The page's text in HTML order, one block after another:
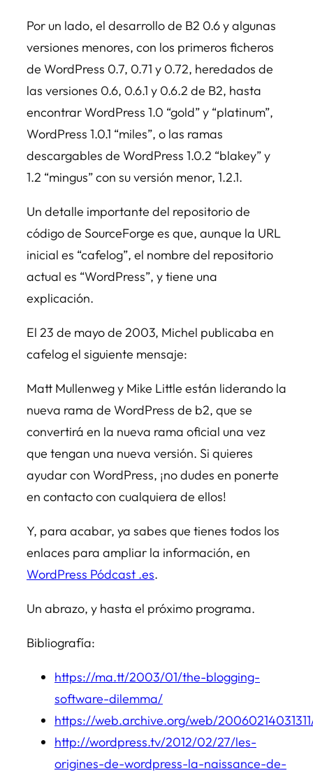
Por un lado, el desarrollo de B2 0.6 y algunas
versiones menores, con los primeros ficheros
de WordPress 0.7, 0.71 y 0.72, heredados de
las versiones 0.6, 0.6.1 y 0.6.2 de B2, hasta
encontrar WordPress 1.0 “gold” y “platinum”,
WordPress 1.0.1 “miles”, o las ramas
descargables de WordPress 1.0.2 “blakey” y
1.2 “mingus” con su versión menor, 1.2.1.
Un detalle importante del repositorio de
código de SourceForge es que, aunque la URL
inicial es “cafelog”, el nombre del repositorio
actual es “WordPress”, y tiene una
explicación.
El 23 de mayo de 2003, Michel publicaba en
cafelog el siguiente mensaje:
Matt Mullenweg y Mike Little están liderando la
nueva rama de WordPress de b2, que se
convertirá en la nueva rama oficial una vez
que tengan una nueva versión. Si quieres
ayudar con WordPress, ¡no dudes en ponerte
en contacto con cualquiera de ellos!
Y, para acabar, ya sabes que tienes todos los
enlaces para ampliar la información, en
WordPress Pódcast .es.
Un abrazo, y hasta el próximo programa.
Bibliografía:
https://ma.tt/2003/01/the-blogging-
software-dilemma/
https://web.archive.org/web/
http://wordpress.tv/2012/02/27/les-
origines-de-wordpress-la-naissance-de-